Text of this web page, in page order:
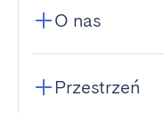
O nas
Przestrzeń